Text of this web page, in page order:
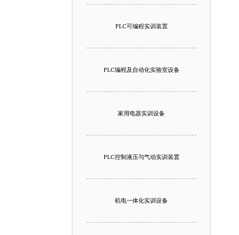
PLC可编程实训装置
PLC编程及自动化实验室设备
家用电器实训设备
PLC控制液压与气动实训装置
机电一体化实训设备